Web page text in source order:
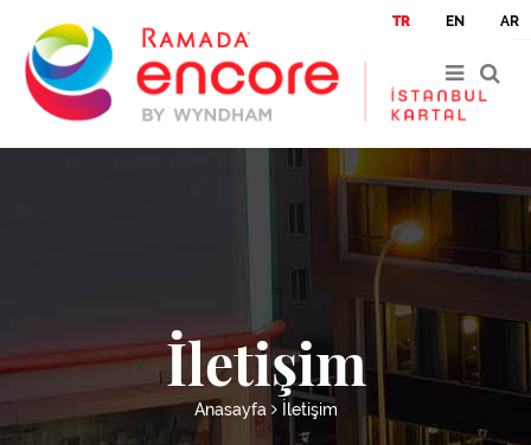
TR EN AR
İletişim
Anasayfa İletişim